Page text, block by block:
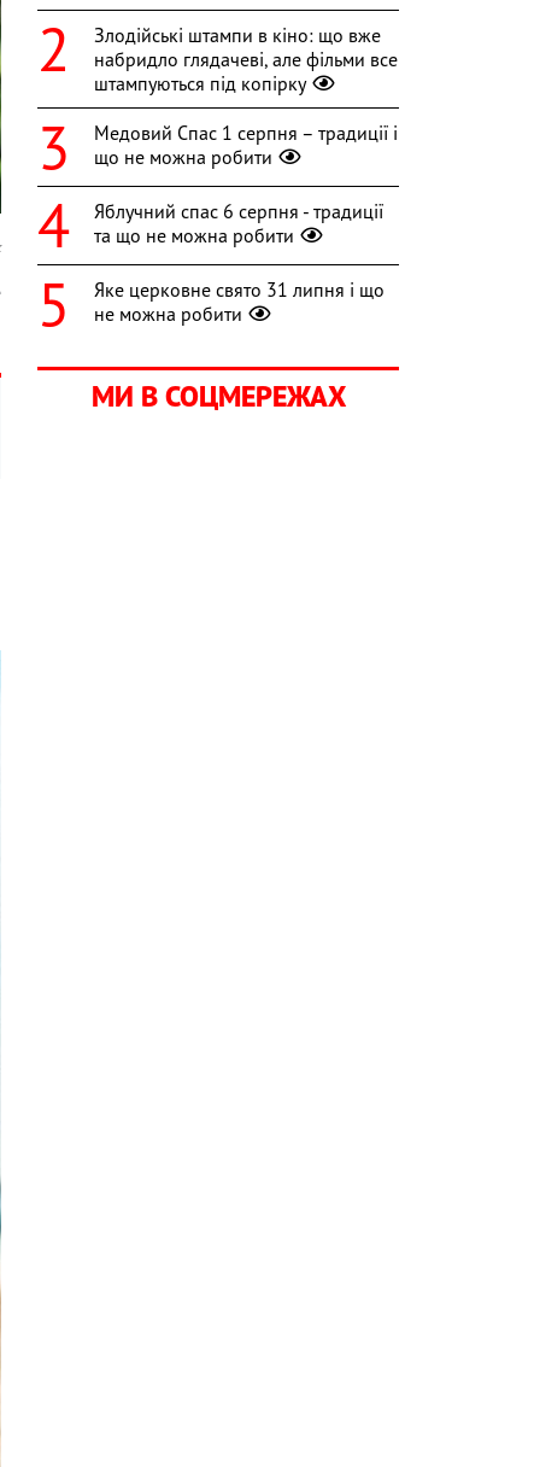
Злодійські штампи в кіно: що вже
набридло глядачеві, але фільми все
штампуються під копірку
Медовий Спас 1 серпня – традиції і
що не можна робити
Яблучний спас 6 серпня - традиції
та що не можна робити
Яке церковне свято 31 липня і що
не можна робити
МИ В СОЦМЕРЕЖАХ